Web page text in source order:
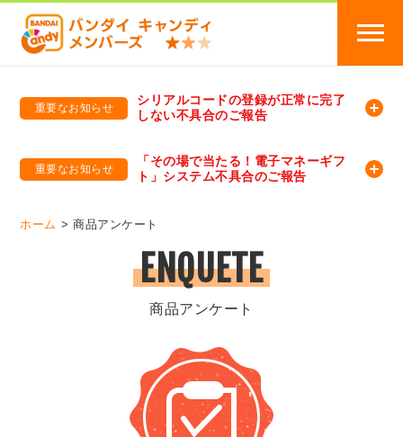
重要なお知らせ
シリアルコードの登録が正常に完了
しない不具合のご報告
重要なお知らせ
「その場で当たる！電子マネーギフ
ト」システム不具合のご報告
ホーム 商品アンケート
ENQUETE
商品アンケート